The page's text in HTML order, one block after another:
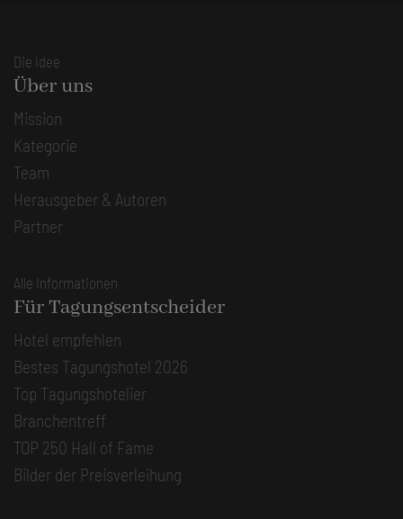
Die Idee
Über uns
Mission
Kategorie
Team
Herausgeber & Autoren
Partner
Alle Informationen
Für Tagungsentscheider
Hotel empfehlen
Bestes Tagungshotel 2026
Top Tagungshotelier
Branchentreff
TOP 250 Hall of Fame
Bilder der Preisverleihung